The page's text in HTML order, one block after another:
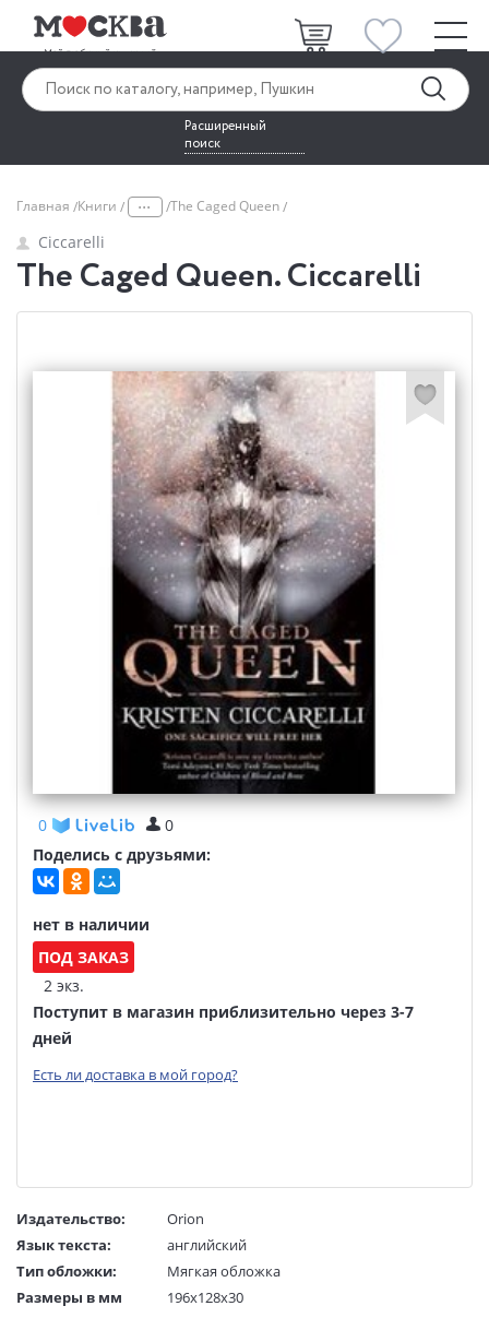
Расширенный
поиск
Главная Книги ... The Caged Queen
Ciccarelli
The Caged Queen. Ciccarelli
0
0
Поделись с друзьями:
нет в наличии
ПОД ЗАКАЗ
2 экз.
Поступит в магазин приблизительно через 3-7
дней
Есть ли доставка в мой город?
Издательство:
Orion
Язык текста:
английский
Тип обложки:
Мягкая обложка
Размеры в мм
196x128x30